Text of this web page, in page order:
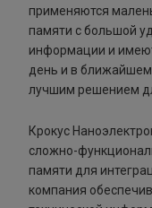
применяются
памяти с большой
информации и
день и в
лучшим решением
Крокус
сложно-
памяти для
компания